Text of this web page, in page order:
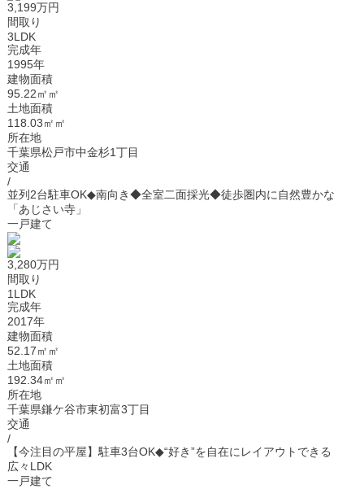
3,199万円
間取り
3LDK
完成年
1995年
建物面積
95.22㎡㎡
土地面積
118.03㎡㎡
所在地
千葉県松戸市中金杉1丁目
交通
/
並列2台駐車OK◆南向き◆全室二面採光◆徒歩圏内に自然豊かな
「あじさい寺」
一戸建て
3,280万円
間取り
1LDK
完成年
2017年
建物面積
52.17㎡㎡
土地面積
192.34㎡㎡
所在地
千葉県鎌ケ谷市東初富3丁目
交通
/
【今注目の平屋】駐車3台OK◆“好き”を自在にレイアウトできる
広々LDK
一戸建て